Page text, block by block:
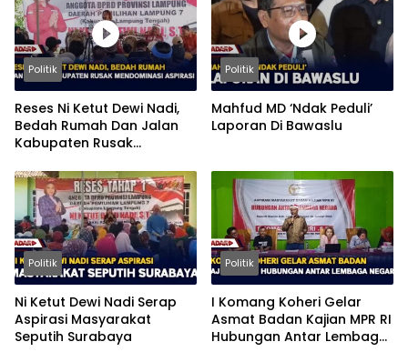
Politik
Reses Ni Ketut Dewi Nadi,
Bedah Rumah Dan Jalan
Kabupaten Rusak
Politik
Mahfud MD ‘Ndak Peduli’
Laporan Di Bawaslu
Politik
Ni Ketut Dewi Nadi Serap
Aspirasi Masyarakat
Seputih Surabaya
Politik
I Komang Koheri Gelar
Asmat Badan Kajian MPR RI
Hubungan Antar Lembaga